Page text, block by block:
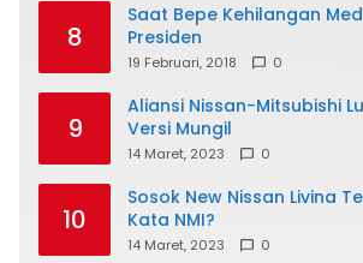
8
Saat Bepe Kehilangan
Presiden
19 Februari, 2018 0
9
Aliansi Nissan-Mitsubishi
Versi Mungil
14 Maret, 2023 0
10
Sosok New Nissan Livina
Kata NMI?
14 Maret, 2023 0